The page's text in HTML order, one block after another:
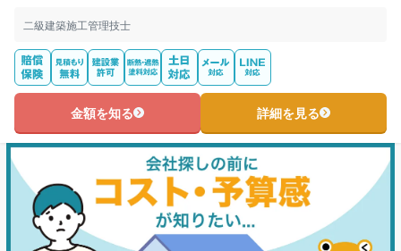
二級建築施工管理技士
金額を知る 詳細を見る